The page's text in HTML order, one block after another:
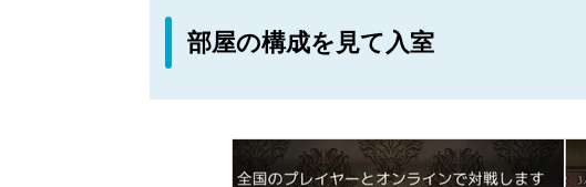
部屋の構成を見て入室